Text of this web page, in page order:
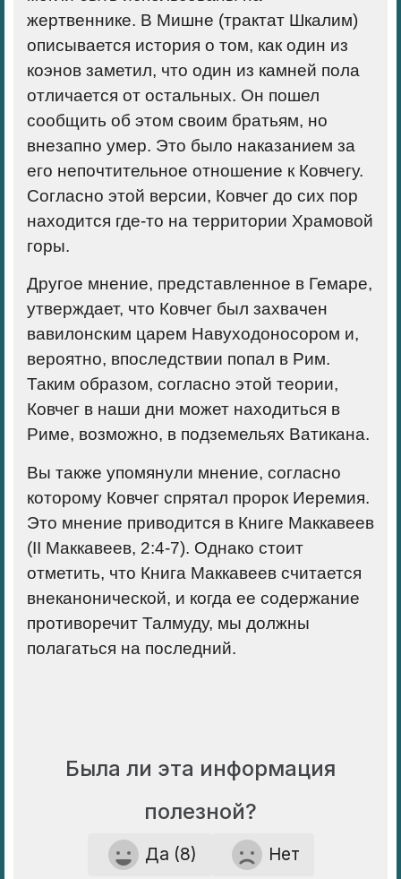
жертвеннике. В Мишне (трактат Шкалим)
описывается история о том, как один из
коэнов заметил, что один из камней пола
отличается от остальных. Он пошел
сообщить об этом своим братьям, но
внезапно умер. Это было наказанием за
его непочтительное отношение к Ковчегу.
Согласно этой версии, Ковчег до сих пор
находится где-то на территории Храмовой
горы.
Другое мнение, представленное в Гемаре,
утверждает, что Ковчег был захвачен
вавилонским царем Навуходоносором и,
вероятно, впоследствии попал в Рим.
Таким образом, согласно этой теории,
Ковчег в наши дни может находиться в
Риме, возможно, в подземельях Ватикана.
Вы также упомянули мнение, согласно
которому Ковчег спрятал пророк Иеремия.
Это мнение приводится в Книге Маккавеев
(II Маккавеев, 2:4-7). Однако стоит
отметить, что Книга Маккавеев считается
внеканонической, и когда ее содержание
противоречит Талмуду, мы должны
полагаться на последний.
Была ли эта информация
полезной?
Да (8) Нет